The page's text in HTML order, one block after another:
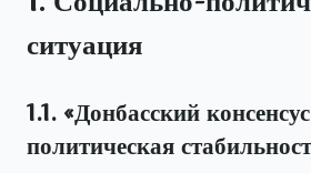
ситуация
1.1. «Донбасский
политическая